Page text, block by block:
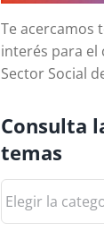
Te acercamos
interés para el
Sector Social
Consulta
temas
las